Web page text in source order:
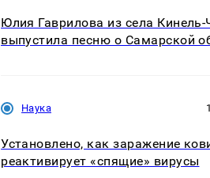
Юлия Гаврилова из села
выпустила песню о Самарской
Наука
Установлено, как заражение
реактивирует «спящие» вирусы